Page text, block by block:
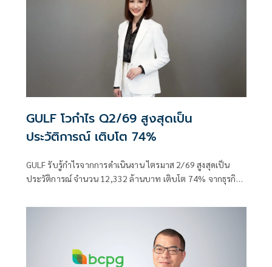
GULF โวกำไร Q2/69 สูงสุดเป็น
ประวัติการณ์ เติบโต 74%
GULF รับรู้กำไรจากการดำเนินงาน ไตรมาส 2/69 สูงสุดเป็น
ประวัติการณ์ จำนวน 12,332 ล้านบาท เติบโต 74% จากธุรกิจ